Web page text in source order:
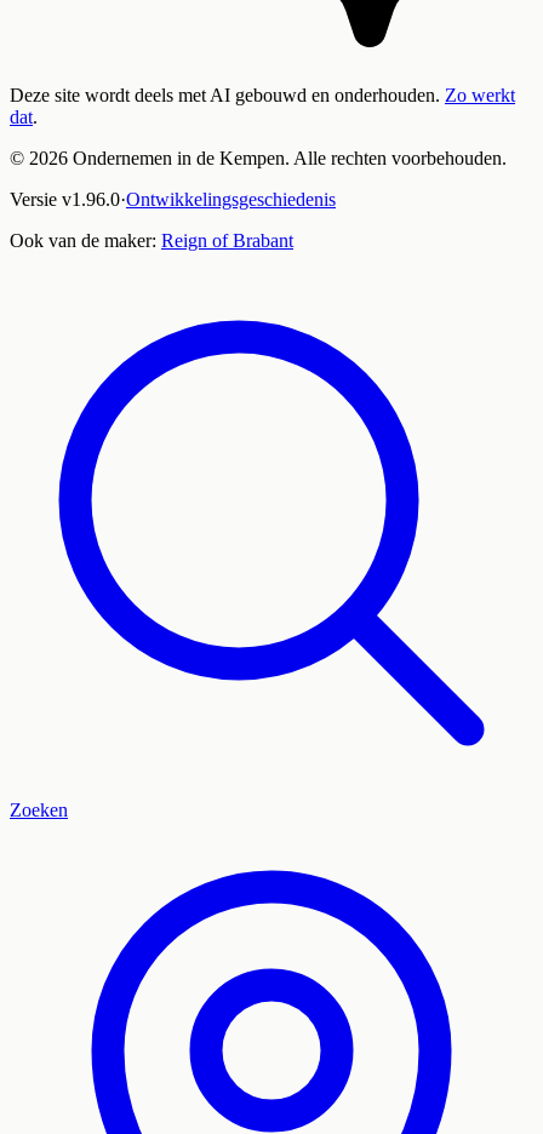
Deze site wordt deels met AI gebouwd en onderhouden. Zo werkt
dat.
© 2026 Ondernemen in de Kempen. Alle rechten voorbehouden.
Versie v1.96.0·Ontwikkelingsgeschiedenis
Ook van de maker: Reign of Brabant
Zoeken